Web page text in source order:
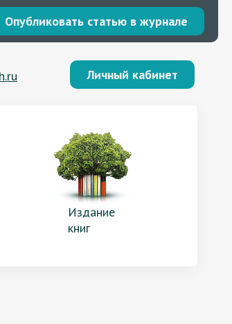
Опубликовать статью в журнале
Личный кабинет
Издание
книг